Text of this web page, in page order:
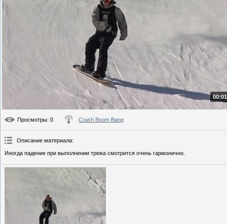
Просмотры: 0 Crash Boom Bang
Описание материала:
Иногда падение при выполнении трюка смотрится очень гармонично.